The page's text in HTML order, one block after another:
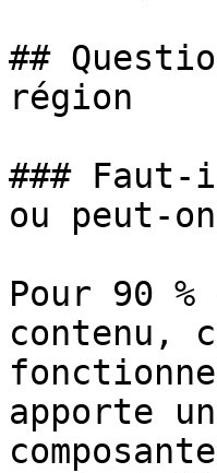
##
région
###
ou peut-
Pour 90
contenu,
apporte